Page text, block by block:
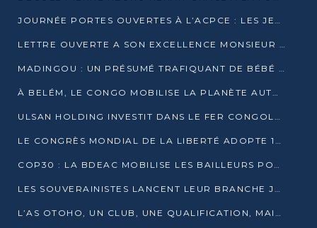
JOURNÉE PORTES OUVERTES À L’ACPCE : LES JEUNES EN IMMERSION DANS L’ENTREPRISE
LETTRE OUVERTE A SON EXCELLENCE MONSIEUR DENIS SASSOU NGUESSO, PRESIDENT DE LAREPUBLIQUE DU CONGO
MADINGOU : UN PRÉSUMÉ TRAFIQUANT DE BÉBÉ CHIMPANZÉ FIXÉ SUR SON SORT LE 20 NOVEMBRE
À BELÉM, LE CONGO MOBILISE LA PLANÈTE AUTOUR DU FONDS BLEU POUR LE BASSIN DU CONGO
ULSAN HOLDING INVESTIT DANS LE FER CONGOLAIS
LE CONGRÈS MONDIAL DE LA LIBERTÉ ADOPTE 14 RÉSOLUTIONS HISTORIQUES
COP30 : LA BDEAC MOBILISE LES BAILLEURS POUR LE FONDS BLEU DU BASSIN DU CONGO
LES SOUVERAINISTES LANCENT LEUR BRANCHE JEUNE À BRAZZAVILLE
L’AS OTOHO, UN CLUB, UNE QUALIFICATION, MAIS ENCORE DES DOUTES